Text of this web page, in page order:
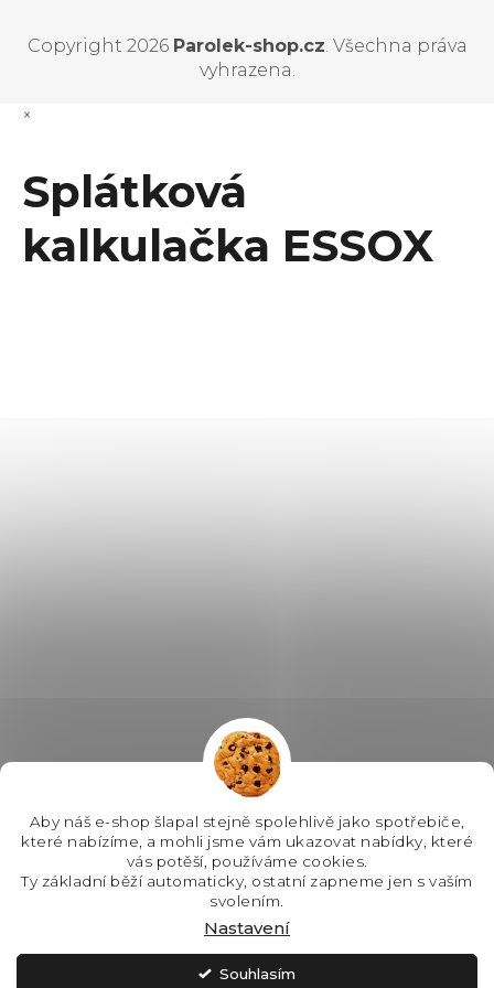
Aby náš e-shop šlapal stejně spolehlivě jako spotřebiče,
které nabízíme, a mohli jsme vám ukazovat nabídky, které
vás potěší, používáme cookies.
Ty základní běží automaticky, ostatní zapneme jen s vaším
svolením.
Nastavení
Souhlasím
Copyright 2026 Parolek-shop.cz. Všechna práva
vyhrazena.
×
Splátková
kalkulačka ESSOX